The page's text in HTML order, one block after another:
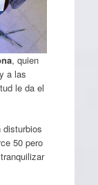
, quien
a las
le da el
disturbios
50 pero